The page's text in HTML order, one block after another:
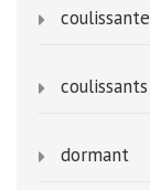
coulissante
coulissants
dormant